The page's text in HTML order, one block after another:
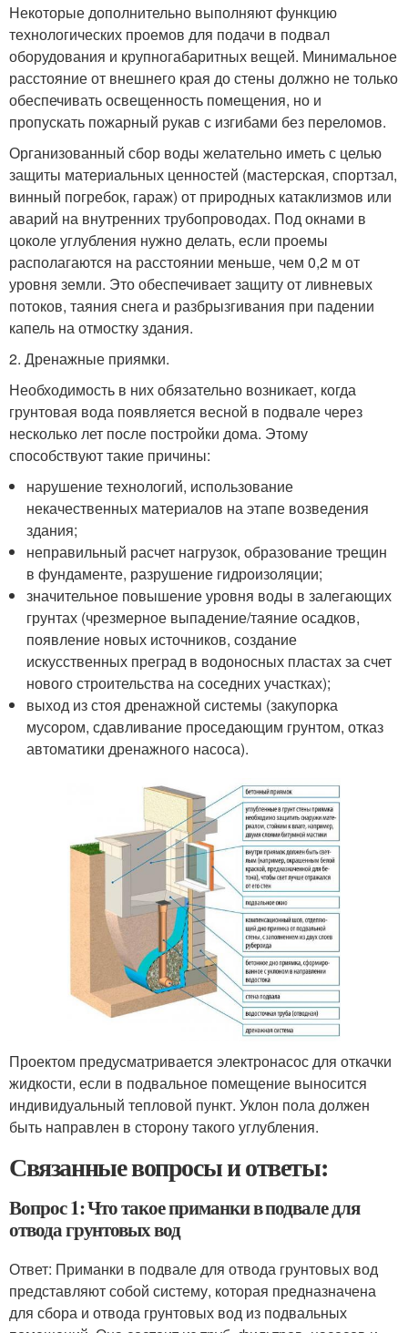
Некоторые дополнительно выполняют функцию
технологических проемов для подачи в подвал
оборудования и крупногабаритных вещей. Минимальное
расстояние от внешнего края до стены должно не только
обеспечивать освещенность помещения, но и
пропускать пожарный рукав с изгибами без переломов.
Организованный сбор воды желательно иметь с целью
защиты материальных ценностей (мастерская, спортзал,
винный погребок, гараж) от природных катаклизмов или
аварий на внутренних трубопроводах. Под окнами в
цоколе углубления нужно делать, если проемы
располагаются на расстоянии меньше, чем 0,2 м от
уровня земли. Это обеспечивает защиту от ливневых
потоков, таяния снега и разбрызгивания при падении
капель на отмостку здания.
2. Дренажные приямки.
Необходимость в них обязательно возникает, когда
грунтовая вода появляется весной в подвале через
несколько лет после постройки дома. Этому
способствуют такие причины:
нарушение технологий, использование
некачественных материалов на этапе возведения
здания;
неправильный расчет нагрузок, образование трещин
в фундаменте, разрушение гидроизоляции;
значительное повышение уровня воды в залегающих
грунтах (чрезмерное выпадение/таяние осадков,
появление новых источников, создание
искусственных преград в водоносных пластах за счет
нового строительства на соседних участках);
выход из стоя дренажной системы (закупорка
мусором, сдавливание проседающим грунтом, отказ
автоматики дренажного насоса).
Проектом предусматривается электронасос для откачки
жидкости, если в подвальное помещение выносится
индивидуальный тепловой пункт. Уклон пола должен
быть направлен в сторону такого углубления.
Связанные вопросы и ответы:
Вопрос 1: Что такое приманки в подвале для
отвода грунтовых вод
Ответ: Приманки в подвале для отвода грунтовых вод
представляют собой систему, которая предназначена
для сбора и отвода грунтовых вод из подвальных